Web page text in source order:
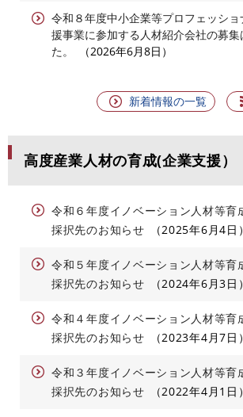
令和８年度中小企業等プロフェッシ
援事業に参加する人材紹介会社の募集
た。
2026年6月8日
新着情報の一覧
高度産業人材の育成(企業支援）
令和６年度イノベーション人材等育
採択先のお知らせ
2025年6月4日
令和５年度イノベーション人材等育
採択先のお知らせ
2024年6月3日
令和４年度イノベーション人材等育
採択先のお知らせ
2023年4月7日
令和３年度イノベーション人材等育
採択先のお知らせ
2022年4月1日